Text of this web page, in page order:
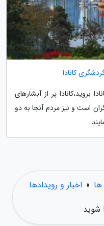
کانادا
بروید،کانادا پر از آبشارهای
است و نیز مردم آنجا به دو
ها » اخبار و رویدادها
شوید